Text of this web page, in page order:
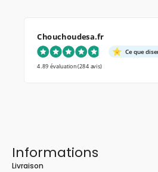
Chouchoudesa.fr
Ce que
4.89 évaluation(284 avis)
Informations
Livraison